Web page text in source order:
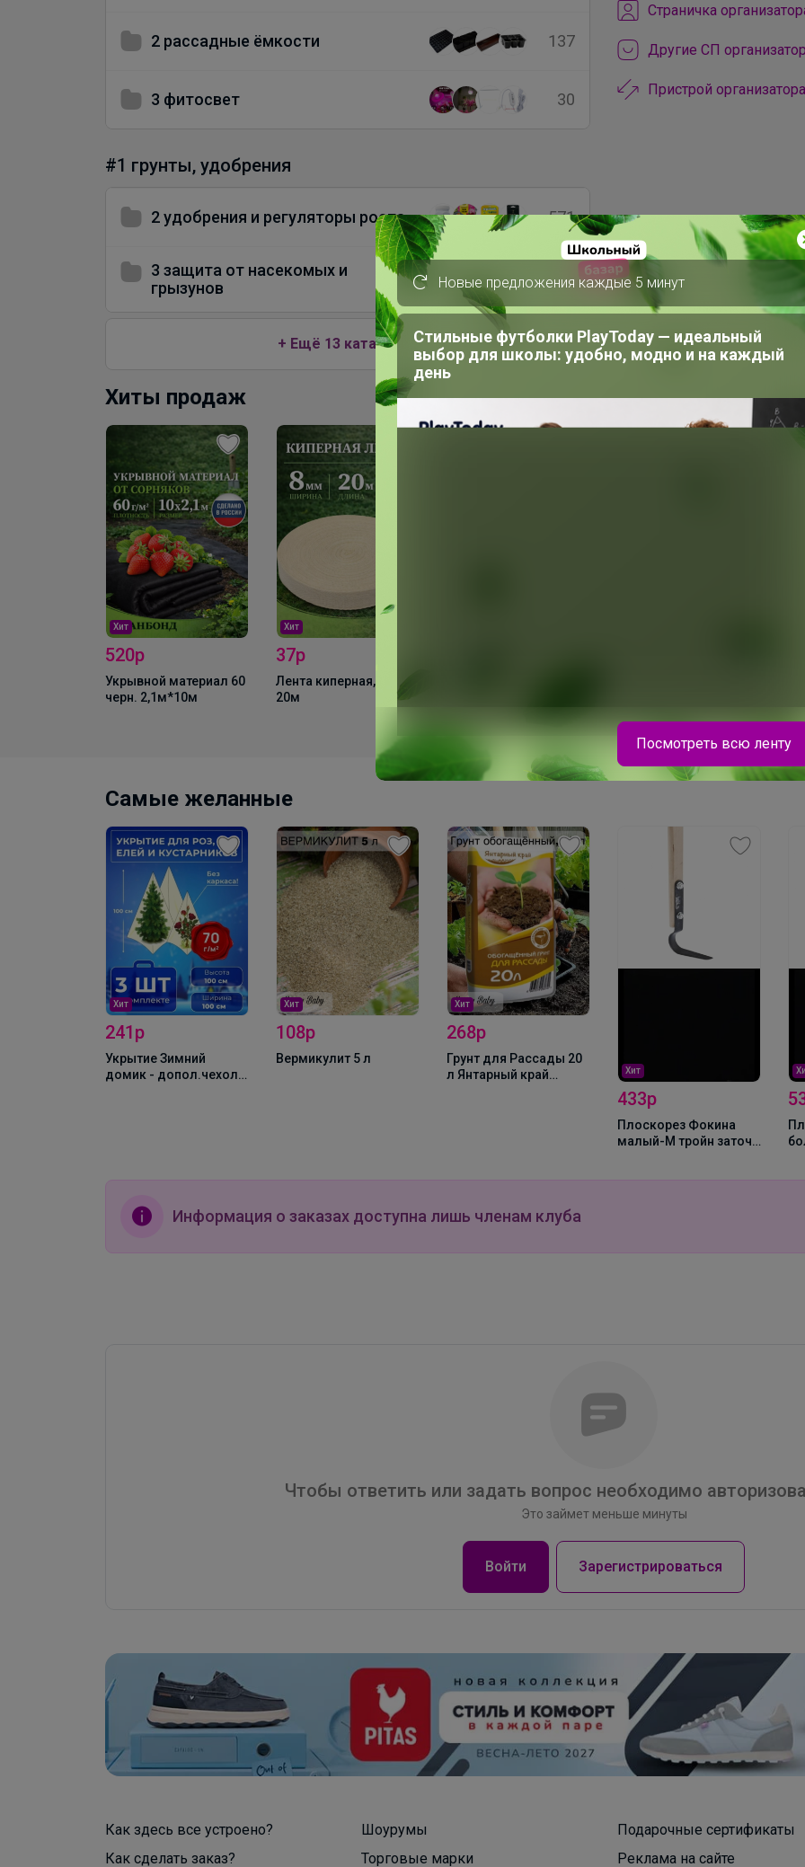
2 рассадные ёмкости 137
3 фитосвет 30
#1 грунты, удобрения
2 удобрения и регуляторы роста 571
3 защита от насекомых и
грызунов
293
+ Ещё 13 каталогов
Cтраничка
Другие СП
Пристрой
Хиты продаж
Хит
520р
Укрывной материал 60
черн. 2,1м*10м
Хит
37р
Лента киперная, 8мм,
20м
Самые желанные
Хит
241р
Укрытие Зимний
домик - допол.чехол h
Хит
108р
Вермикулит 5 л
Хит
268р
Грунт для Рассады 20
л Янтарный край
Хит
433р
Плоскорез Фокина
малый-М тройн заточ
Информация о заказах доступна лишь членам клуба
Чтобы ответить или задать вопрос необходимо
Это займет меньше минуты
Войти Зарегистрироваться
Как здесь все устроено?
Как сделать заказ?
Шоурумы
Торговые марки
Подарочные сертификаты
Реклама на сайте
Новые предложения каждые 5 минут
Стильные футболки PlayToday — идеальный
выбор для школы: удобно, модно и на каждый
день
Леныра
Мешки для обуви, которые выдержат весь
учебный год — суперпрочные, удобные и уже в
наличии
Посмотреть всю ленту